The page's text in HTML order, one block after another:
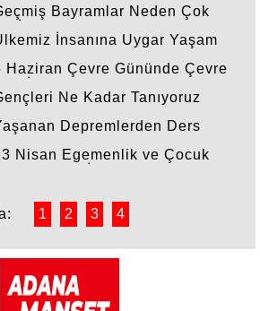
Bayramlar Neden Çok
İnsanına Uygar Yaşam
Haziran Çevre Gününde Çevre
Ne Kadar Tanıyoruz
Depremlerden Ders
Nisan Egemenlik ve Çocuk
1 2 3 4